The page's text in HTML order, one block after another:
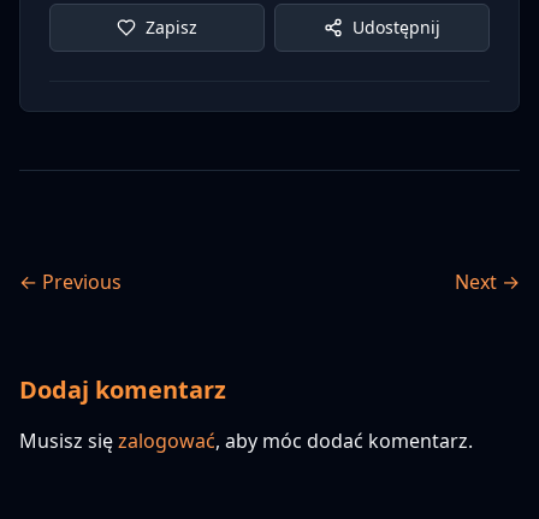
Zapisz Udostępnij
← Previous Next →
Dodaj komentarz
Musisz sięzalogować, aby móc dodać komentarz.